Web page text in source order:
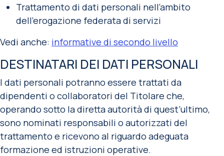
Trattamento di dati personali nell’ambito
dell’erogazione federata di servizi
Vedi anche: informative di secondo livello
DESTINATARI DEI DATI PERSONALI
I dati personali potranno essere trattati da
dipendenti o collaboratori del Titolare che,
operando sotto la diretta autorità di quest’ultimo,
sono nominati responsabili o autorizzati del
trattamento e ricevono al riguardo adeguata
formazione ed istruzioni operative.